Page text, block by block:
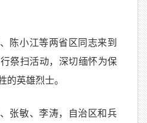
陈小江等两省区同志来到
祭扫活动，深切缅怀为保
的英雄烈士。
张敏、李涛，自治区和兵